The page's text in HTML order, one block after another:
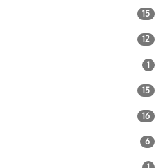
15
12
1
15
16
6